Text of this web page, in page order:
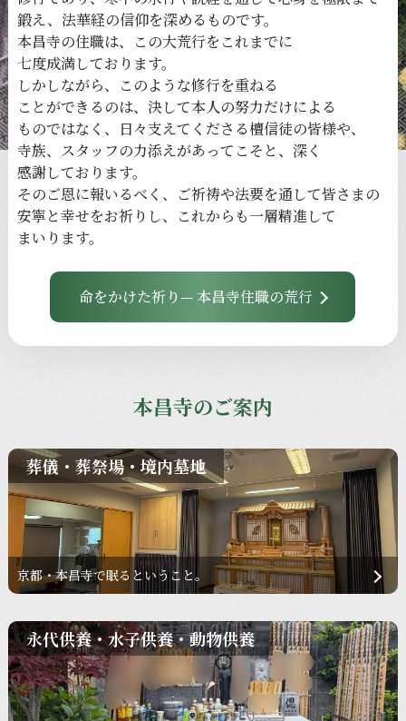
鍛え、 法華経の信仰を深める ものです。
本昌寺の住職は、 この大荒行をこれまでに
七度成満しております。
しかしながら、
このような修行を重ねる
ことができるのは、 決して本人の努力だけによる
ものではなく、
日々支えてくださる檀信徒の皆様や、
寺族、 スタッフの力添えがあってこそと、 深く
感謝しております。
そのご恩に報いるべく、 ご祈祷や法要を通して皆さまの
安寧と幸せをお祈りし、 これからも一層精進して
まいります。
命をかけた祈り— 本昌寺住職の荒行
本昌寺のご案内
葬儀・葬祭場・境内墓地
京都・本昌寺で眠るということ。
永代供養・水子供養・動物供養